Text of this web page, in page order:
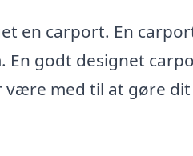
en carport. En
En godt designet
være med til at gøre